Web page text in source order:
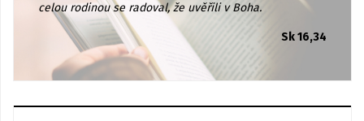
celou rodinou se radoval, že uvěřili v Boha.
Sk 16,34